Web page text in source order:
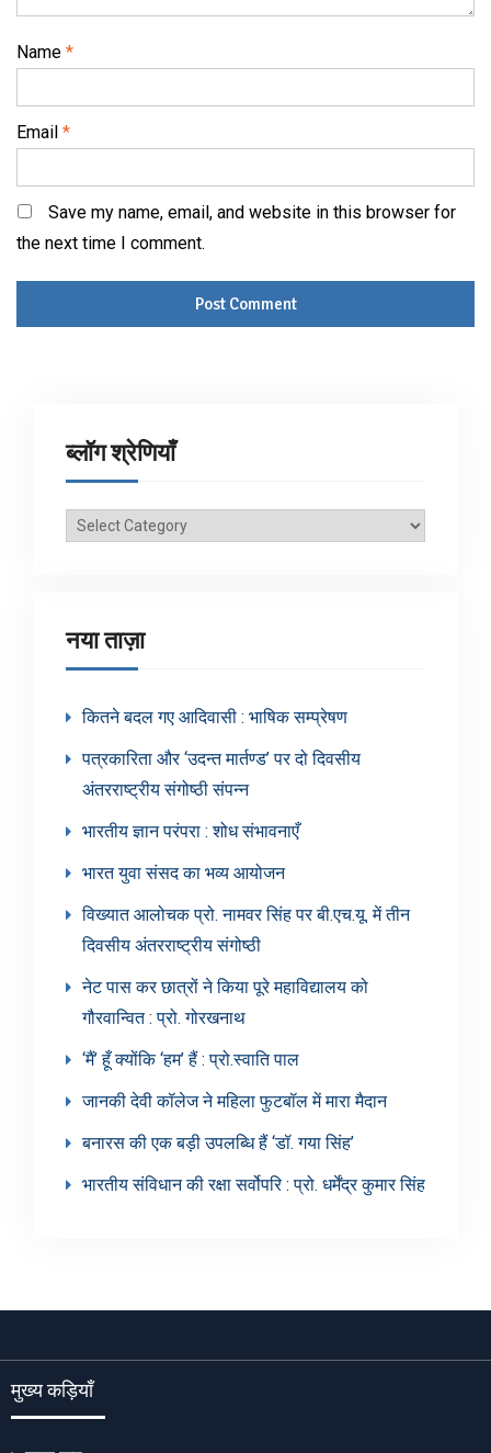
Name *
Email *
Save my name, email, and website in this browser for
the next time I comment.
ब्लॉग श्रेणियाँ
ब्लॉग
नया ताज़ा
कितने बदल गए आदिवासी : भाषिक सम्प्रेषण
पत्रकारिता और ‘उदन्त मार्तण्ड’ पर दो दिवसीय
अंतरराष्ट्रीय संगोष्ठी संपन्न
भारतीय ज्ञान परंपरा : शोध संभावनाएँ
भारत युवा संसद का भव्य आयोजन
विख्यात आलोचक प्रो. नामवर सिंह पर बी.एच.यू. में तीन
दिवसीय अंतरराष्ट्रीय संगोष्ठी
नेट पास कर छात्रों ने किया पूरे महाविद्यालय को
गौरवान्वित : प्रो. गोरखनाथ
‘मैं’ हूँ क्योंकि ‘हम’ हैं : प्रो.स्वाति पाल
जानकी देवी कॉलेज ने महिला फुटबॉल में मारा मैदान
बनारस की एक बड़ी उपलब्धि हैं ‘डॉ. गया सिंह’
भारतीय संविधान की रक्षा सर्वोपरि : प्रो. धर्मेंद्र कुमार सिंह
मुख्य कड़ियाँ